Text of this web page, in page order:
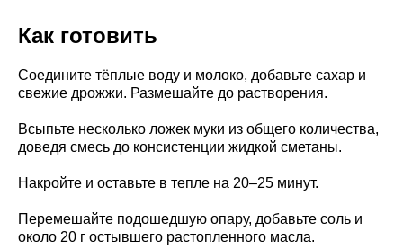
Как готовить
Соедините тёплые воду и молоко, добавьте сахар и
свежие дрожжи. Размешайте до растворения.
Всыпьте несколько ложек муки из общего количества,
доведя смесь до консистенции жидкой сметаны.
Накройте и оставьте в тепле на 20–25 минут.
Перемешайте подошедшую опару, добавьте соль и
около 20 г остывшего растопленного масла.